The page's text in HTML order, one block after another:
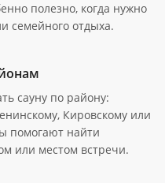
полезно, когда нужно
семейного отдыха.
сауну по району:
Кировскому или
помогают найти
или местом встречи.